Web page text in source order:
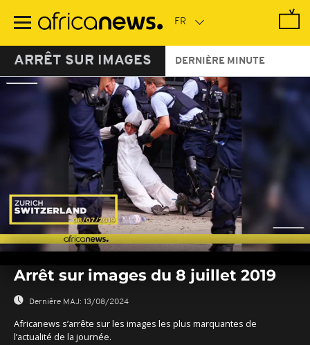
contenu
ARRÊT SUR IMAGES DERNIÈRE MINUTE
seconds
seconds
Arrêt sur images du 8 juillet 2019
Dernière MAJ: 13/08/2024
Africanews s’arrête sur les images les plus marquantes de
l’actualité de la journée.